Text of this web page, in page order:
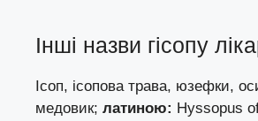
Інші назви гісопу
Ісоп, ісопова трава, юзефки,
медовик; латиною: Hyssopus